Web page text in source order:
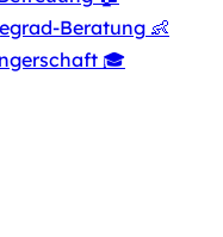
Beratung 👶
🎓